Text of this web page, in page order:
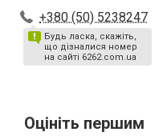
+380 (50) 5238247
Будь ласка, скажіть,
що дізналися номер
на сайті 6262.com.ua
Оцініть першим